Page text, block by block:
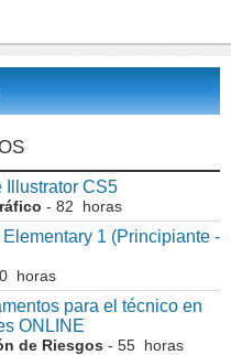
Illustrator CS5
- 82 horas
1 (Principiante -
horas
para el técnico en
ONLINE
de Riesgos - 55 horas